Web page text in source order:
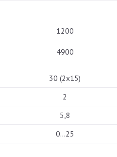
1200
4900
30 (2х15)
2
5,8
0…25